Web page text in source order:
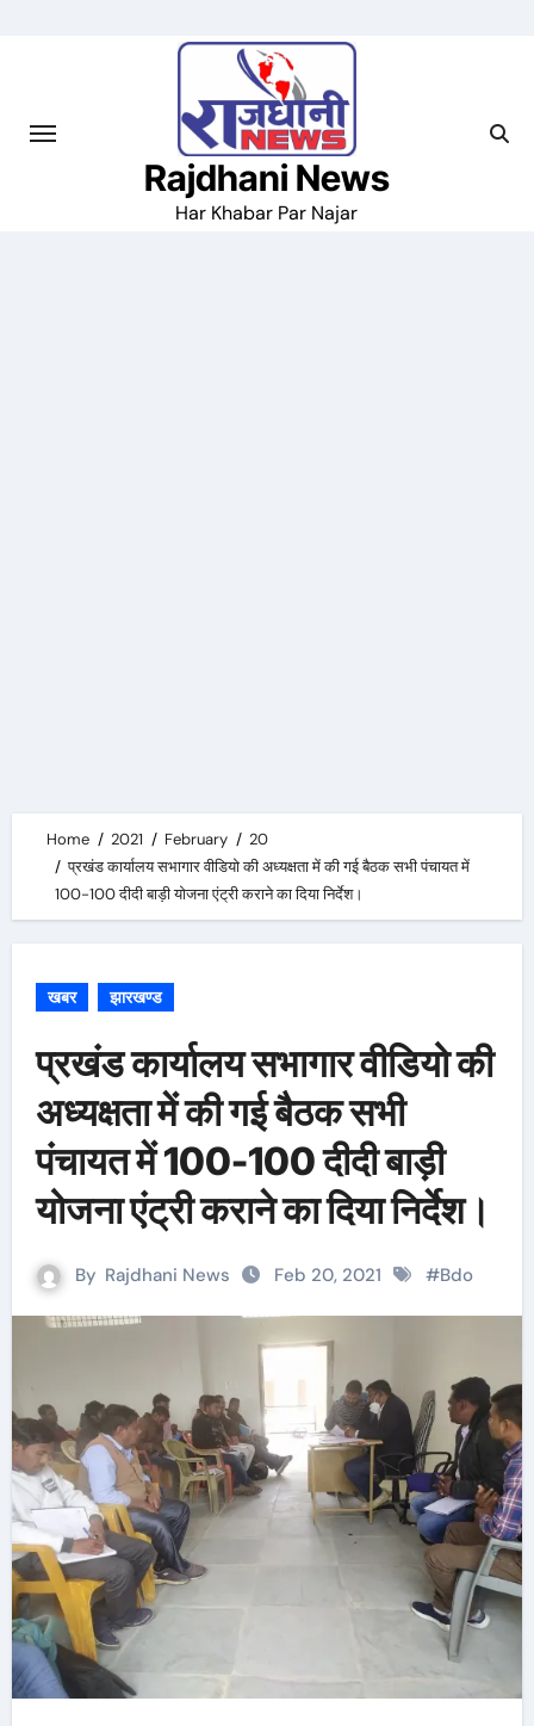
Rajdhani News
Har Khabar Par Najar
Home 2021 February
20
प्रखंड कार्यालय सभागार वीडियो की अध्यक्षता में की गई बैठक सभी पंचायत में
100-100 दीदी बाड़ी योजना एंट्री कराने का दिया निर्देश।
खबर झारखण्ड
प्रखंड कार्यालय सभागार वीडियो की
अध्यक्षता में की गई बैठक सभी
पंचायत में 100-100 दीदी बाड़ी
योजना एंट्री कराने का दिया निर्देश।
By Rajdhani News Feb 20, 2021 #Bdo